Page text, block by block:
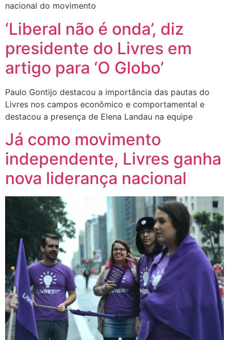
nacional do movimento
‘Liberal não é onda’, diz
presidente do Livres em
artigo para ‘O Globo’
Paulo Gontijo destacou a importância das pautas do
Livres nos campos econômico e comportamental e
destacou a presença de Elena Landau na equipe
Já como movimento
independente, Livres ganha
nova liderança nacional